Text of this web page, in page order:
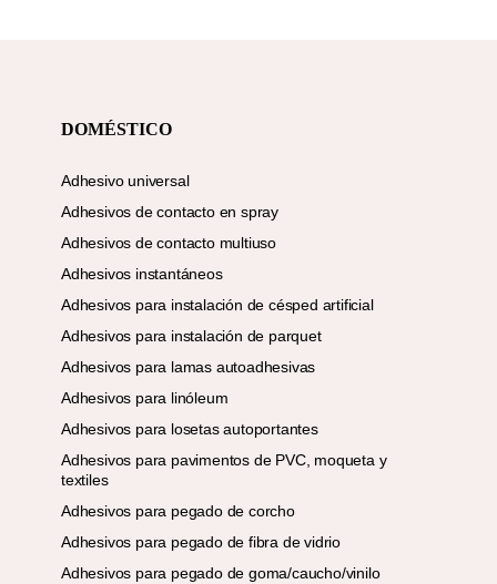
DOMÉSTICO
Adhesivo universal
Adhesivos de contacto en spray
Adhesivos de contacto multiuso
Adhesivos instantáneos
Adhesivos para instalación de césped artificial
Adhesivos para instalación de parquet
Adhesivos para lamas autoadhesivas
Adhesivos para linóleum
Adhesivos para losetas autoportantes
Adhesivos para pavimentos de PVC, moqueta y
textiles
Adhesivos para pegado de corcho
Adhesivos para pegado de fibra de vidrio
Adhesivos para pegado de goma/caucho/vinilo